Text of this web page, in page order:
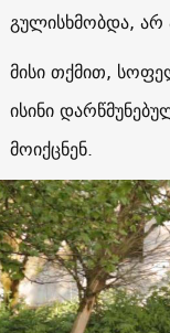
გულისხმობდა, არ
მისი თქმით,
ისინი
მოიქცნენ.